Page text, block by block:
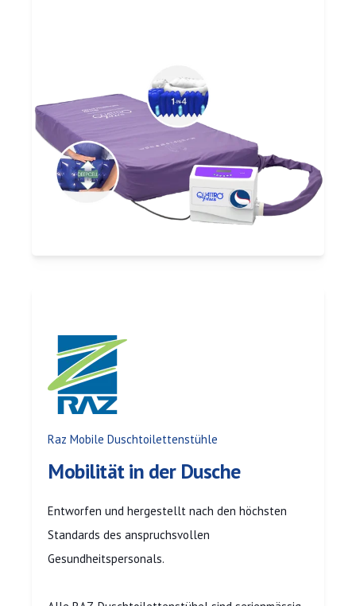
Raz Mobile Duschtoilettenstühle
Mobilität in der Dusche
Entworfen und hergestellt nach den höchsten
Standards des anspruchsvollen
Gesundheitspersonals.